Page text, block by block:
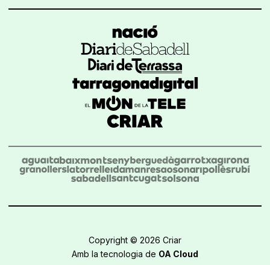
Copyright © 2026 Criar
Amb la tecnologia de OA Cloud